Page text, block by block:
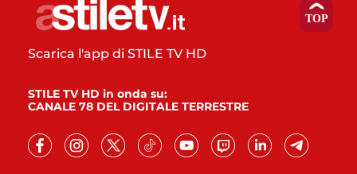
Scarica l'app di STILE TV HD
STILE TV HD in onda su:
CANALE 78 DEL DIGITALE TERRESTRE